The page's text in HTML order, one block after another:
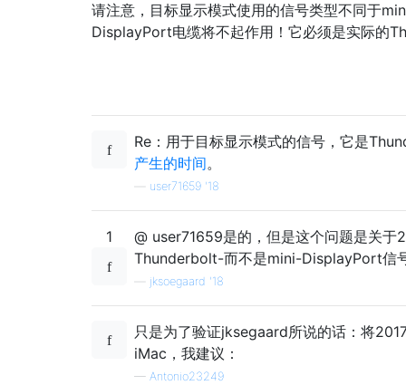
请注意，目标显示模式使用的信号类型不同于
DisplayPort电缆将不起作用！它必须是实际的
Re：用于目标显示模式的信号，它是
产生的时间。
user71659 '18
1
@ user71659是的，但是这个问题是关于
Thunderbolt-而不是mini-DisplayPort信
jksoegaard '18
只是为了验证jksegaard所说的话：将
iMac，我建议：
— Antonio23249